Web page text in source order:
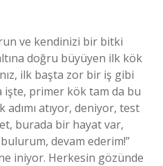
ve kendinizi bir bitki
doğru büyüyen ilk kök
ilk başta zor bir iş gibi
işte, primer kök tam da bu
atıyor, deniyor, test
burada bir hayat var,
devam ederim!”
iniyor. Herkesin gözünde